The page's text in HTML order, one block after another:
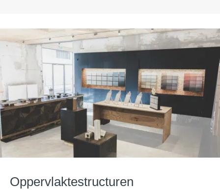
Oppervlaktestructuren